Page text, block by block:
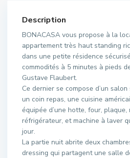
Description
BONACASA vous propose à la
appartement très haut standing
dans une petite résidence
commodités à 5 minutes à pieds
Gustave Flaubert.
Ce dernier se compose d’un
un coin repas, une cuisine
équipée d’une hotte, four, plaque,
réfrigérateur, et machine à laver
jour.
La partie nuit abrite deux
dressing qui partagent une salle